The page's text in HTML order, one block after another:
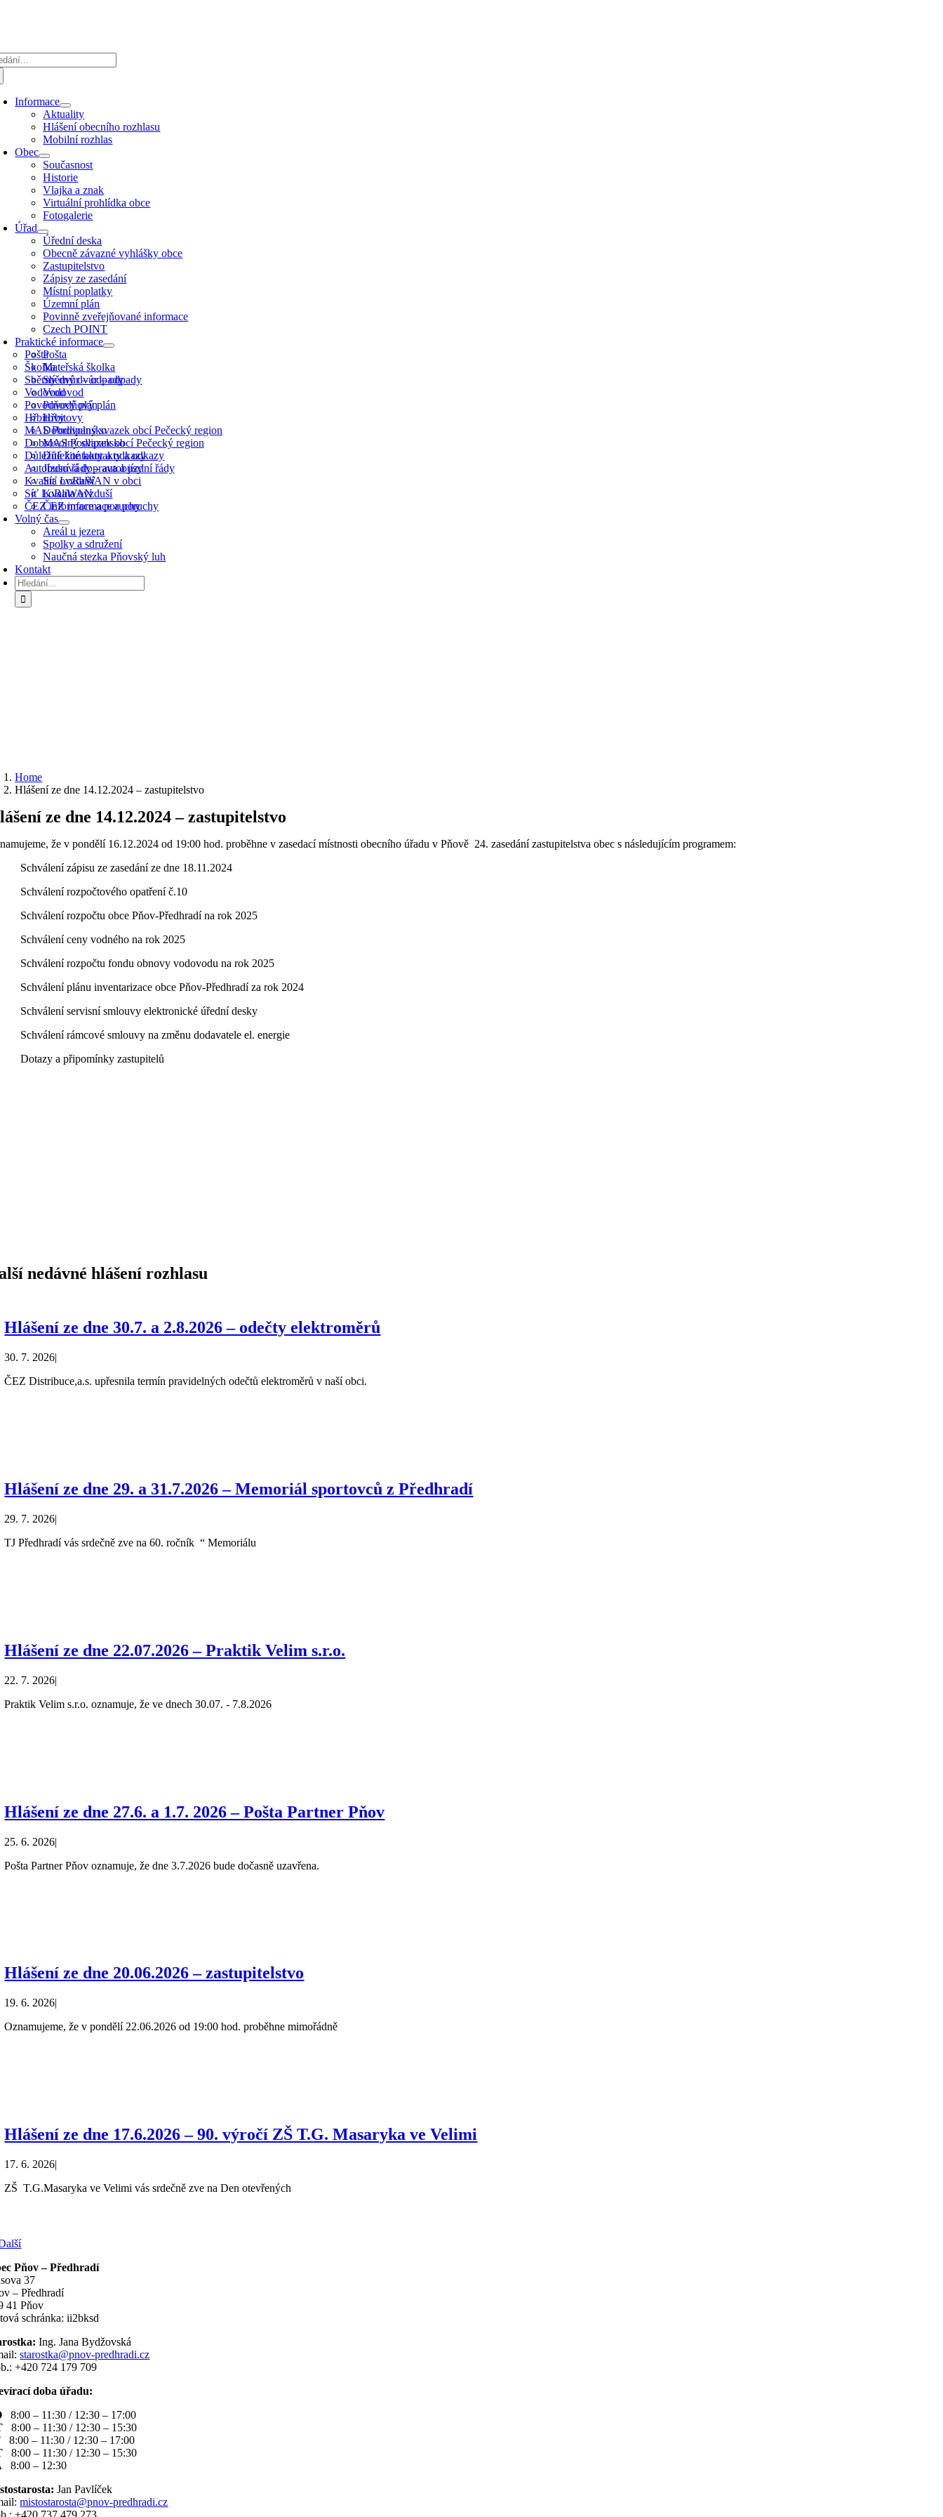
Informace
Aktuality
Hlášení obecního rozhlasu
Mobilní rozhlas
Obec
Současnost
Historie
Vlajka a znak
Virtuální prohlídka obce
Fotogalerie
Úřad
Úřední deska
Obecně závazné vyhlášky obce
Zastupitelstvo
Zápisy ze zasedání
Místní poplatky
Územní plán
Povinně zveřejňované informace
Czech POINT
Praktické informace
Pošta
Školka
Sběrný dvůr – odpady
Vodovod
Povodňový plán
Hřbitovy
MAS Podlipansko
Dobrovolný svazek obcí Pečecký region
Důležité kontakty a odkazy
Autobusová doprava a jízdní řády
Kvalita ovzduší
Síť LoRaWAN
ČEZ informace a poruchy
Pošta
Mateřská školka
Sběrný dvůr – odpady
Vodovod
Povodňový plán
Hřbitovy
Dobrovolný svazek obcí Pečecký region
MAS Podlipansko
Důležité kontakty a odkazy
Jízdní řády – autobusy
Síť LoRaWAN v obci
Kvalita ovzduší
ČEZ informace a poruchy
Volný čas
Areál u jezera
Spolky a sdružení
Naučná stezka Pňovský luh
Kontakt
Hledat:
Home
Hlášení ze dne 14.12.2024 – zastupitelstvo
ze dne 14.12.2024 – zastupitelstvo
že v pondělí 16.12.2024 od 19:00 hod. proběhne v zasedací místnosti obecního úřadu v Pňově 24. zasedání zastupitelstva obec s následujícím programem:
zápisu ze zasedání ze dne 18.11.2024
rozpočtového opatření č.10
rozpočtu obce Pňov-Předhradí na rok 2025
ceny vodného na rok 2025
rozpočtu fondu obnovy vodovodu na rok 2025
plánu inventarizace obce Pňov-Předhradí za rok 2024
servisní smlouvy elektronické úřední desky
rámcové smlouvy na změnu dodavatele el. energie
a připomínky zastupitelů
nedávné hlášení rozhlasu
Hlášení ze dne 30.7. a 2.8.2026 – odečty elektroměrů
30. 7. 2026|
ČEZ Distribuce,a.s. upřesnila termín pravidelných odečtů elektroměrů v naší obci.
Hlášení ze dne 29. a 31.7.2026 – Memoriál sportovců z Předhradí
29. 7. 2026|
TJ Předhradí vás srdečně zve na 60. ročník “ Memoriálu
Hlášení ze dne 22.07.2026 – Praktik Velim s.r.o.
22. 7. 2026|
Praktik Velim s.r.o. oznamuje, že ve dnech 30.07. - 7.8.2026
Hlášení ze dne 27.6. a 1.7. 2026 – Pošta Partner Pňov
25. 6. 2026|
Pošta Partner Pňov oznamuje, že dne 3.7.2026 bude dočasně uzavřena.
Hlášení ze dne 20.06.2026 – zastupitelstvo
19. 6. 2026|
Oznamujeme, že v pondělí 22.06.2026 od 19:00 hod. proběhne mimořádně
Hlášení ze dne 17.6.2026 – 90. výročí ZŠ T.G. Masaryka ve Velimi
17. 6. 2026|
ZŠ T.G.Masaryka ve Velimi vás srdečně zve na Den otevřených
Pňov – Předhradí
37
– Předhradí
41 Pňov
schránka: ii2bksd
Ing. Jana Bydžovská
starostka@pnov-predhradi.cz
+420 724 179 709
doba úřadu:
8:00 – 11:30 / 12:30 – 17:00
8:00 – 11:30 / 12:30 – 15:30
8:00 – 11:30 / 12:30 – 17:00
8:00 – 11:30 / 12:30 – 15:30
8:00 – 12:30
Jan Pavlíček
mistostarosta@pnov-predhradi.cz